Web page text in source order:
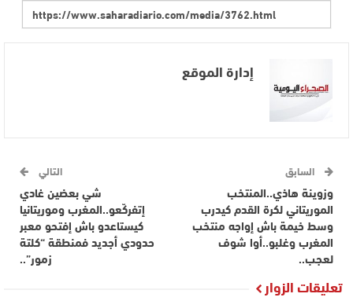
إدارة الموقع
السابق
وزوينة هاذي..المنتخب
الموريتاني لكرة القدم كيدرب
وسط خيمة باش إواجه منتخب
المغرب وغلبو..أوا شوف
لعجب..
التالي
شي بعضين غادي
إتفركّعو..المغرب وموريتانيا
كيستاعدو باش إفتحو معبر
حدودي أجديد فمنطقة “كلتة
زمور”..
تعليقات الزوار